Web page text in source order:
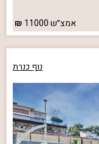
אמצ״ש11000
נוף כנרת